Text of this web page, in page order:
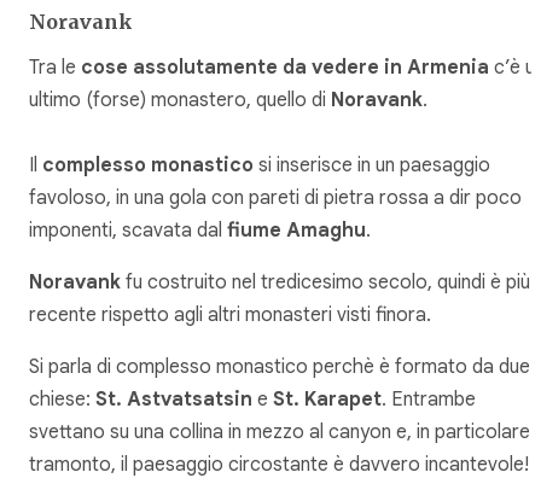
Noravank
Tra le cose assolutamente da vedere in Armenia c’è
ultimo (forse) monastero, quello di Noravank.
Il complesso monastico si inserisce in un paesaggio
favoloso, in una gola con pareti di pietra rossa a dir poco
imponenti, scavata dal fiume Amaghu.
Noravank fu costruito nel tredicesimo secolo, quindi è più
recente rispetto agli altri monasteri visti finora.
Si parla di complesso monastico perchè è formato da due
chiese: St. Astvatsatsin e St. Karapet. Entrambe
svettano su una collina in mezzo al canyon e, in particolare
tramonto, il paesaggio circostante è davvero incantevole!